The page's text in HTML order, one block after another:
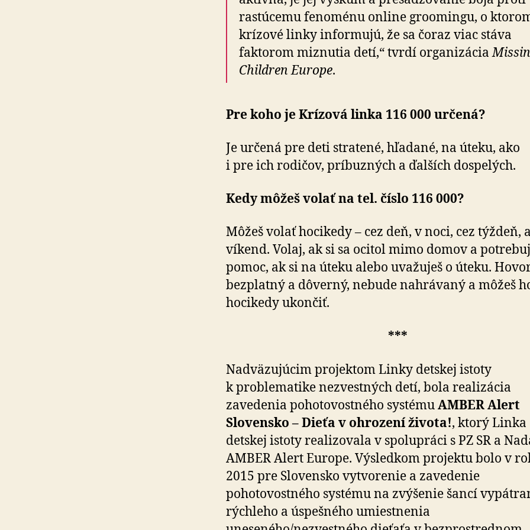
rastúcemu fenoménu on­line groomingu, o
krízové linky informujú, že sa čoraz viac stáva
faktorom miznutia detí,“ tvrdí organizácia
Children Europe.
Pre koho je Krízová linka 116 000 určená?
Je určená pre deti stratené, hľadané, na úteku, ako
i pre ich rodičov, príbuzných a ďalších dospelých.
Kedy môžeš volať na tel. číslo 116 000?
Môžeš volať hocikedy – cez deň, v noci, cez týždeň,
víkend. Volaj, ak si sa ocitol mimo domov a
pomoc, ak si na úteku alebo uvažuješ o úteku.
bezplatný a dôverný, nebude nahrávaný a môžeš
hocikedy ukončiť.
***
Nadväzujúcim projektom Linky detskej istoty
k problematike nezvestných detí, bola realizácia
zavedenia pohotovostného systémuAMBER Alert
Slovensko – Dieťa v ohrození života!, ktorý Linka
detskej istoty realizovala v spolupráci s PZ SR a
AMBER Alert Europe. Výsledkom projektu bolo v
2015 pre Slovensko vytvorenie a zavedenie
pohotovostného systému na zvýšenie šancí
rýchleho a úspešného umiestnenia